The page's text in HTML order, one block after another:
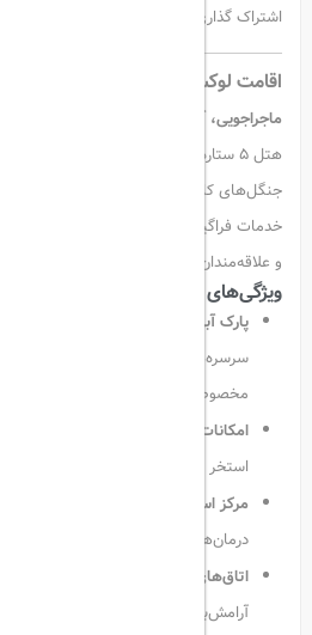
اشتراک گذاری:
اقامت لوکس در Aqua Fantasy Aquapark Hotel & Spa
ماجراجویی، آرامش و خدمات ۵ ستاره در قلب سواحل اژه
جنگل‌های کاج سرسبز واقع شده و با پارک
و علاقه‌مندان به سرگرمی‌های آبی فراهم
ویژگی‌های برجسته هتل:
پارک آبی بزرگ و هیجان‌انگیز:
سرسره‌های سرعتی، استخر موج، کشتی
مخصوص کودکان با سرسره‌ها و امکانات
امکانات تفریحی متنوع:
استخر عمومی و استخر کودکان با
مرکز اسپا و ریلکسیشن:
درمان‌های آرامش‌بخش با پرداخت هزینه
اتاق‌های مدرن با بالکن اختصاصی:
آرامش‌بخش، سیستم تهویه مطبوع،